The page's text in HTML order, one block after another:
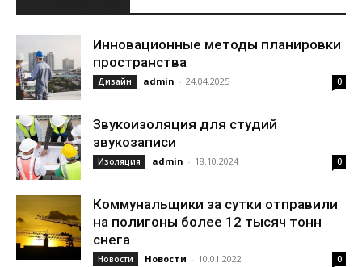
Инновационные методы планировки
пространства
Дизайн admin - 24.04.2025 0
Звукоизоляция для студий
звукозаписи
Изоляция admin - 18.10.2024 0
Коммунальщики за сутки отправили
на полигоны более 12 тысяч тонн
снега
Новости Новости - 10.01.2022 0